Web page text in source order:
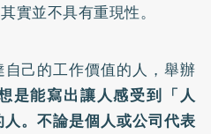
實並不具有重現性。
己的工作價值的人，舉辦
是能寫出讓人感受到「人
。不論是個人或公司代表